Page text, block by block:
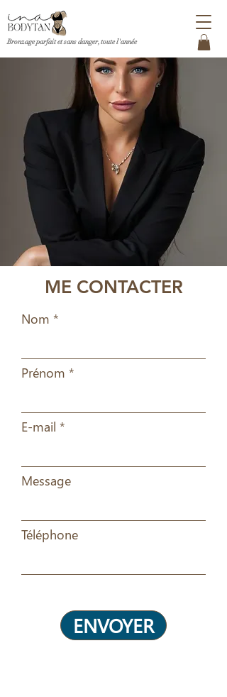
Bronzage parfait et sans danger, toute l'année
ME CONTACTER
Nom
Prénom
E-mail
Message
Téléphone
ENVOYER